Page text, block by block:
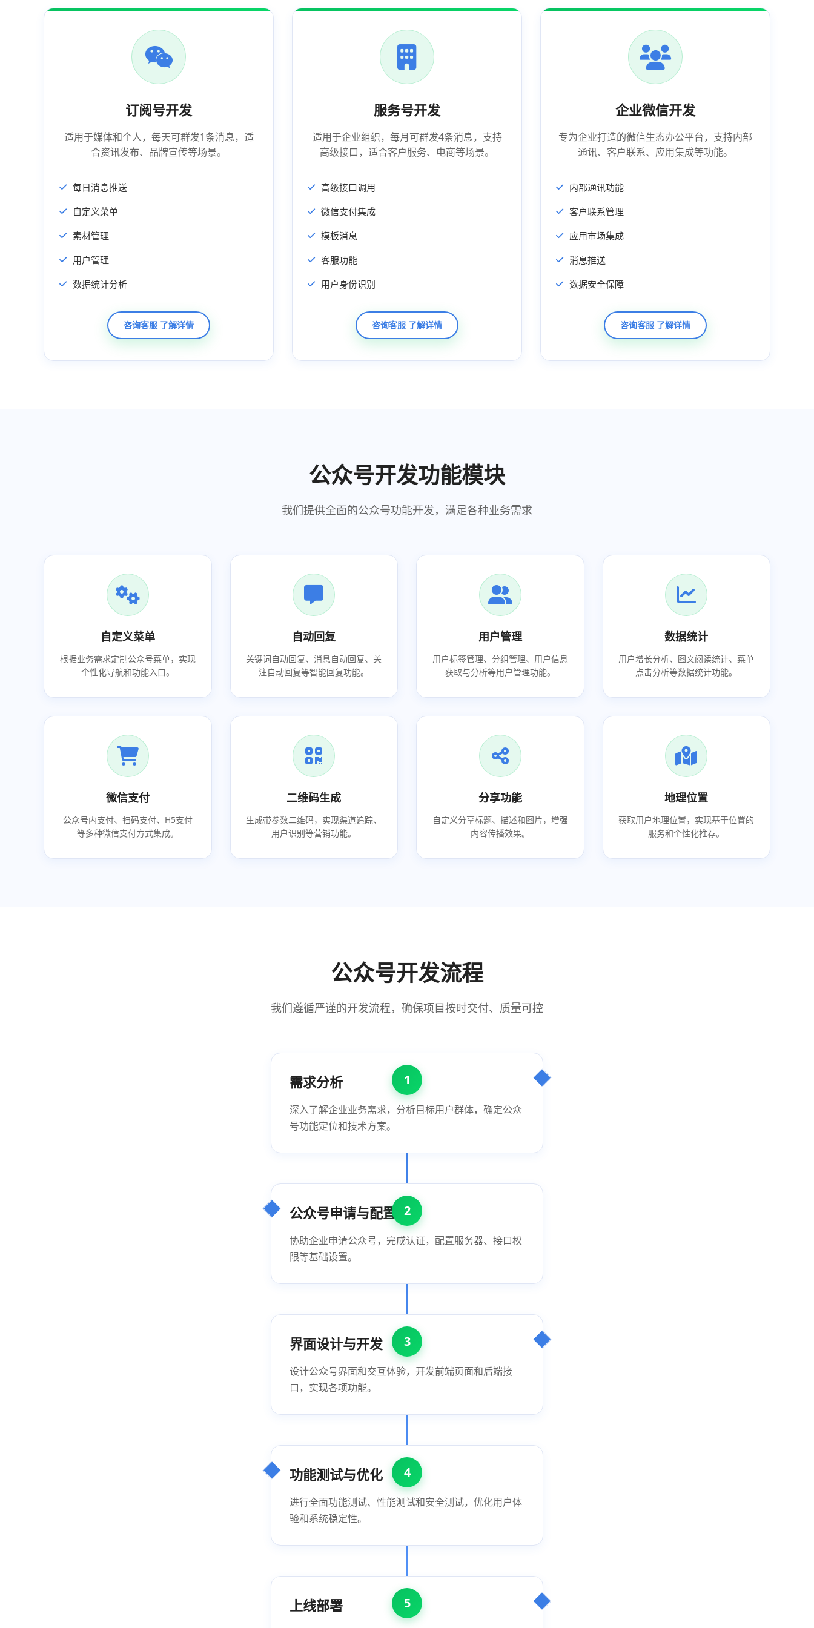
订阅号开发
适用于媒体和个人，每天可群发1条消息，适
合资讯发布、品牌宣传等场景。
每日消息推送
自定义菜单
素材管理
用户管理
数据统计分析
咨询客服 了解详情
服务号开发
适用于企业组织，每月可群发4条消息，支持
高级接口，适合客户服务、电商等场景。
高级接口调用
微信支付集成
模板消息
客服功能
用户身份识别
咨询客服 了解详情
企业微信开发
专为企业打造的微信生态办公平台，支持内部
通讯、客户联系、应用集成等功能。
内部通讯功能
客户联系管理
应用市场集成
消息推送
数据安全保障
咨询客服 了解详情
公众号开发功能模块
我们提供全面的公众号功能开发，满足各种业务需求
自定义菜单
根据业务需求定制公众号菜单，实现
个性化导航和功能入口。
自动回复
关键词自动回复、消息自动回复、关
注自动回复等智能回复功能。
用户管理
用户标签管理、分组管理、用户信息
获取与分析等用户管理功能。
数据统计
用户增长分析、图文阅读统计、菜单
点击分析等数据统计功能。
微信支付
公众号内支付、扫码支付、H5支付
等多种微信支付方式集成。
二维码生成
生成带参数二维码，实现渠道追踪、
用户识别等营销功能。
分享功能
自定义分享标题、描述和图片，增强
内容传播效果。
地理位置
获取用户地理位置，实现基于位置的
服务和个性化推荐。
公众号开发流程
我们遵循严谨的开发流程，确保项目按时交付、质量可控
1
需求分析
深入了解企业业务需求，分析目标用户群体，确定公众
号功能定位和技术方案。
2
公众号申请与配置
协助企业申请公众号，完成认证，配置服务器、接口权
限等基础设置。
3
界面设计与开发
设计公众号界面和交互体验，开发前端页面和后端接
口，实现各项功能。
4
功能测试与优化
进行全面功能测试、性能测试和安全测试，优化用户体
验和系统稳定性。
5
上线部署